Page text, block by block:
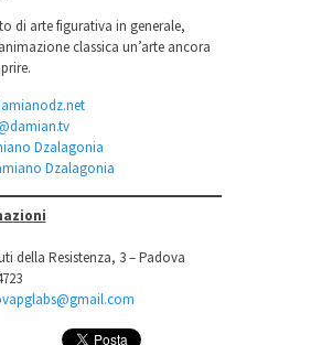
di arte figurativa in generale,
classica un’arte ancora
Dzalagonia
Dzalagonia
della Resistenza, 3 – Padova